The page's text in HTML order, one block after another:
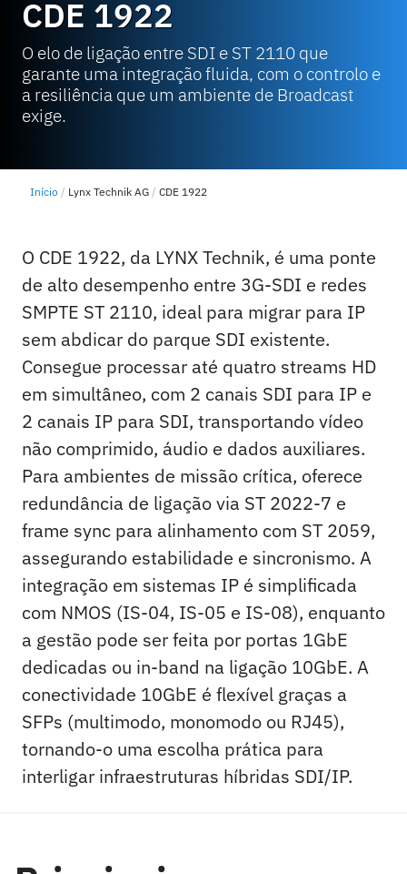
CDE 1922
O elo de ligação entre SDI e ST 2110 que
garante uma integração fluida, com o controlo e
a resiliência que um ambiente de Broadcast
exige.
Início Lynx Technik AG CDE 1922
O CDE 1922, da LYNX Technik, é uma ponte
de alto desempenho entre 3G-SDI e redes
SMPTE ST 2110, ideal para migrar para IP
sem abdicar do parque SDI existente.
Consegue processar até quatro streams HD
em simultâneo, com 2 canais SDI para IP e
2 canais IP para SDI, transportando vídeo
não comprimido, áudio e dados auxiliares.
Para ambientes de missão crítica, oferece
redundância de ligação via ST 2022-7 e
frame sync para alinhamento com ST 2059,
assegurando estabilidade e sincronismo. A
integração em sistemas IP é simplificada
com NMOS (IS-04, IS-05 e IS-08), enquanto
a gestão pode ser feita por portas 1GbE
dedicadas ou in-band na ligação 10GbE. A
conectividade 10GbE é flexível graças a
SFPs (multimodo, monomodo ou RJ45),
tornando-o uma escolha prática para
interligar infraestruturas híbridas SDI/IP.